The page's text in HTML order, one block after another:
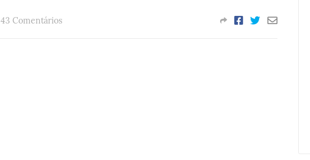
43 Comentários